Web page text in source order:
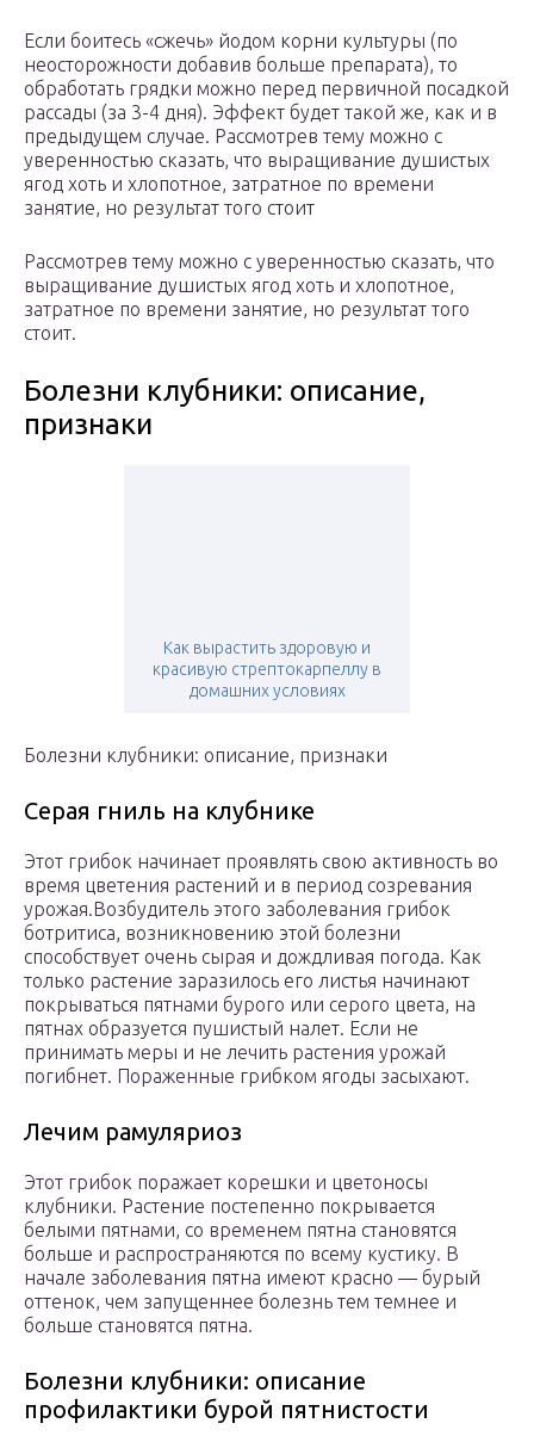
Если боитесь «сжечь» йодом корни культуры (по
неосторожности добавив больше препарата), то
обработать грядки можно перед первичной посадкой
рассады (за 3-4 дня). Эффект будет такой же, как и в
предыдущем случае. Рассмотрев тему можно с
уверенностью сказать, что выращивание душистых
ягод хоть и хлопотное, затратное по времени
занятие, но результат того стоит
Рассмотрев тему можно с уверенностью сказать, что
выращивание душистых ягод хоть и хлопотное,
затратное по времени занятие, но результат того
стоит.
Болезни клубники: описание,
признаки
Как вырастить здоровую и
красивую стрептокарпеллу в
домашних условиях
Болезни клубники: описание, признаки
Серая гниль на клубнике
Этот грибок начинает проявлять свою активность во
время цветения растений и в период созревания
урожая.Возбудитель этого заболевания грибок
ботритиса, возникновению этой болезни
способствует очень сырая и дождливая погода. Как
только растение заразилось его листья начинают
покрываться пятнами бурого или серого цвета, на
пятнах образуется пушистый налет. Если не
принимать меры и не лечить растения урожай
погибнет. Пораженные грибком ягоды засыхают.
Лечим рамуляриоз
Этот грибок поражает корешки и цветоносы
клубники. Растение постепенно покрывается
белыми пятнами, со временем пятна становятся
больше и распространяются по всему кустику. В
начале заболевания пятна имеют красно — бурый
оттенок, чем запущеннее болезнь тем темнее и
больше становятся пятна.
Болезни клубники: описание
профилактики бурой пятнистости